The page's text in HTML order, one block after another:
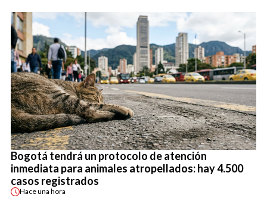
Bogotá tendrá un protocolo de atención
inmediata para animales atropellados: hay 4.500
casos registrados
Haceuna hora